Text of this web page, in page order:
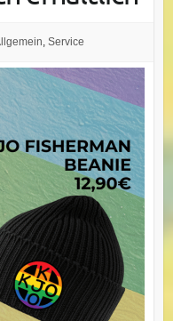
Service